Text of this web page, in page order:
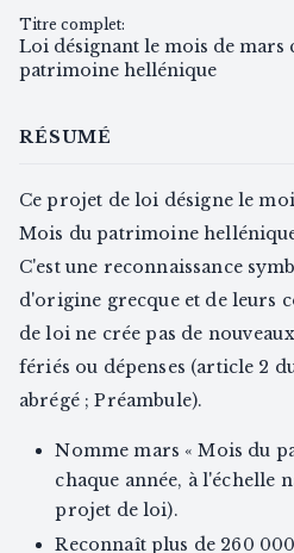
Titre complet:
Loi désignant le mois de mars
patrimoine hellénique
RÉSUMÉ
Ce projet de loi désigne le
Mois du patrimoine
C'est une reconnaissance
d'origine grecque et de leurs
de loi ne crée pas de
fériés ou dépenses (article 2
abrégé ; Préambule).
Nomme mars « Mois du
chaque année, à l'échelle
projet de loi).
Reconnaît plus de 260